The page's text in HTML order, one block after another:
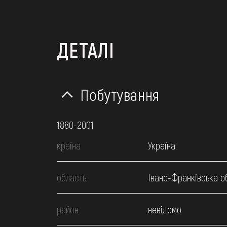
ДЕТАЛІ
Побутування
1880-2001
країна
Україна
область Івано-Франківська
район невідомо